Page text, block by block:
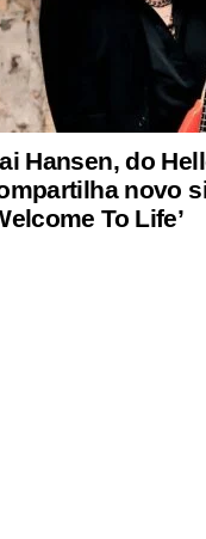
Hansen, do
novo
To Life’